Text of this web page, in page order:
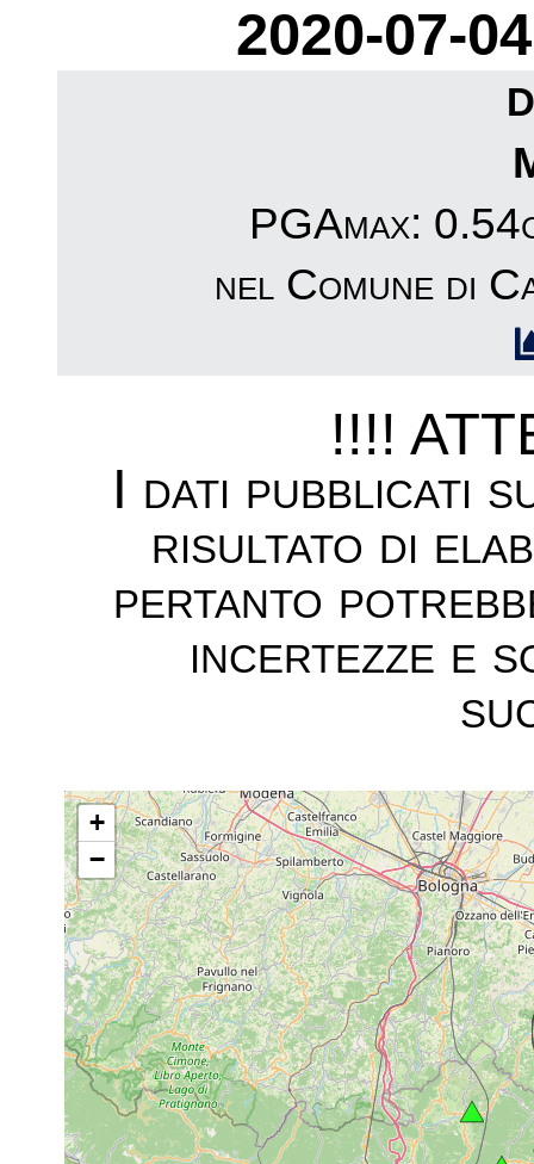
2020-07-
PGAmax:
nel Comune di
!!!!
I dati pubblicati
risultato di
pertanto
incertezze e
+
−